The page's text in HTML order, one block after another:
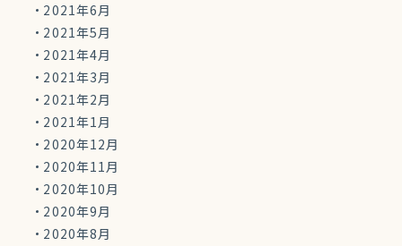
2021年6月
2021年5月
2021年4月
2021年3月
2021年2月
2021年1月
2020年12月
2020年11月
2020年10月
2020年9月
2020年8月